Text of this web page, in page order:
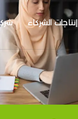
إنتاجات الشركاء